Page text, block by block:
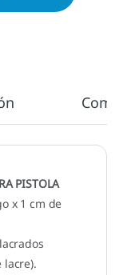
PISTOLA
x 1 cm de